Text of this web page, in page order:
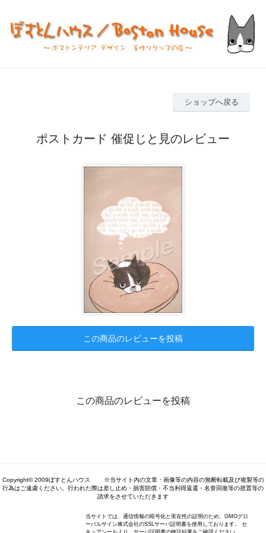
ショップへ戻る
ポストカード 催促じと見のレビュー
この商品のレビューを投稿
この商品のレビューを投稿
Copyright© 2009ぼすとんハウス ※当サイト内の文章・画像等の内容の無断転載及び複製等の
行為はご遠慮ください。行われた際は差し止め・損害賠償・不当利得返還・名誉回復等の措置等の
請求をさせていただきます
当サイトでは、通信情報の暗号化と実在性の証明のため、GMOグロ
ーバルサイン株式会社のSSLサーバ証明書を使用しております。 セ